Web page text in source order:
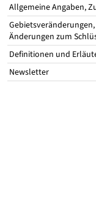
Allgemeine Angaben,
Gebietsveränderungen,
Änderungen zum
Definitionen und
Newsletter